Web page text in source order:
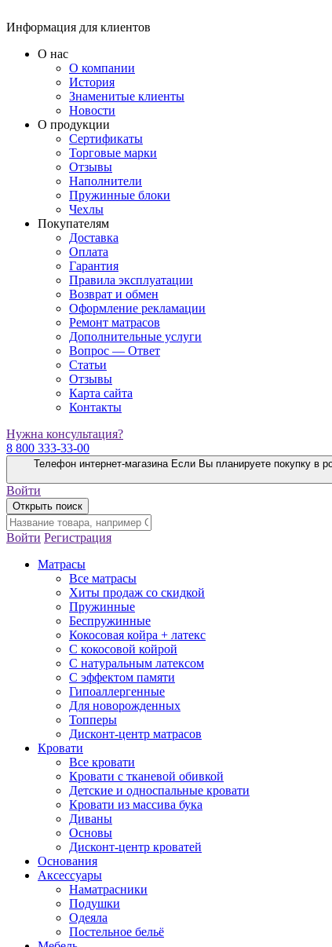
Информация для клиентов
О нас
О компании
История
Знаменитые клиенты
Новости
О продукции
Сертификаты
Торговые марки
Отзывы
Наполнители
Пружинные блоки
Чехлы
Покупателям
Доставка
Оплата
Гарантия
Правила эксплуатации
Возврат и обмен
Оформление рекламации
Ремонт матрасов
Дополнительные услуги
Вопрос — Ответ
Статьи
Отзывы
Карта сайта
Контакты
Нужна консультация?
8 800 333-33-00
Телефон интернет-магазина Если Вы планируете покупку в
Войти
Открыть поиск
Войти Регистрация
Матрасы
Все матрасы
Хиты продаж со скидкой
Пружинные
Беспружинные
Кокосовая койра + латекс
С кокосовой койрой
С натуральным латексом
С эффектом памяти
Гипоаллергенные
Для новорожденных
Топперы
Дисконт-центр матрасов
Кровати
Все кровати
Кровати с тканевой обивкой
Детские и односпальные кровати
Кровати из массива бука
Диваны
Основы
Дисконт-центр кроватей
Основания
Аксессуары
Наматрасники
Подушки
Одеяла
Постельное бельё